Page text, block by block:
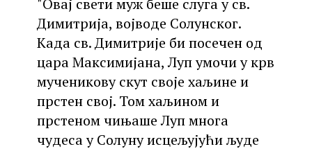
Димитрија, војводе Солунског.
Када св. Димитрије би посечен од
цара Максимијана, Луп умочи у крв
мученикову скут своје хаљине и
прстен свој. Том хаљином и
прстеном чињаше Луп многа
чудеса у Солуну исцељујући људе